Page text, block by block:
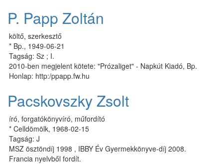
P. Papp Zoltán
költő, szerkesztő
* Bp., 1949-06-21
Tagság: Sz ; I.
2010-ben megjelent kötete: "Prózaliget" - Napkút Kiadó, Bp.
Honlap: http:/ppapp.fw.hu
Pacskovszky Zsolt
író, forgatókönyvíró, műfordító
* Celldömölk, 1968-02-15
Tagság: J
MSZ ösztöndíj 1998 , IBBY Év Gyermekkönyve-díj 2008.
Francia nyelvből fordít.